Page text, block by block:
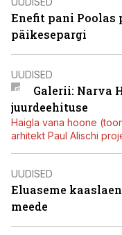
Enefit pani Poolas
päikesepargi
UUDISED
Galerii: Narva
juurdeehituse
Haigla vana hoone
arhitekt Paul Alischi
UUDISED
Eluaseme
meede